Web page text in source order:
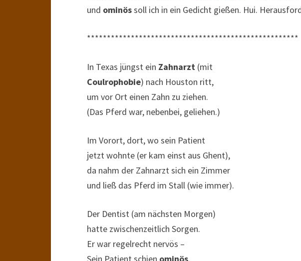
CLOWNS
und ominössoll ich in ein Gedicht gießen. Hui.
*****************************************************
In Texas jüngst ein Zahnarzt (mit
Coulrophobie) nach Houston ritt,
um vor Ort einen Zahn zu ziehen.
(Das Pferd war, nebenbei, geliehen.)
Im Vorort, dort, wo sein Patient
jetzt wohnte (er kam einst aus Ghent),
da nahm der Zahnarzt sich ein Zimmer
und ließ das Pferd im Stall (wie immer).
Der Dentist (am nächsten Morgen)
hatte zwischenzeitlich Sorgen.
Er war regelrecht nervös –